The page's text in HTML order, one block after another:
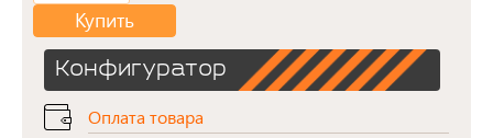
Купить
Конфигуратор
Оплата товара